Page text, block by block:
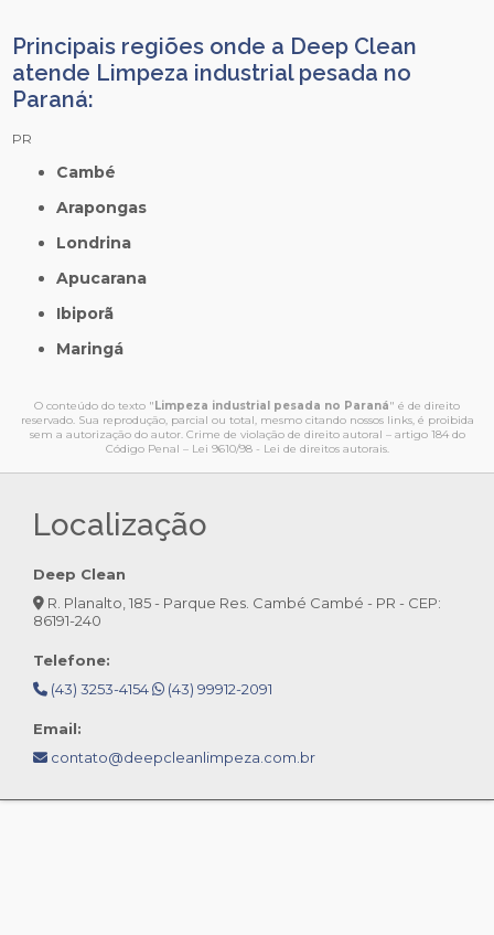
Principais regiões onde a Deep Clean
atende Limpeza industrial pesada no
Paraná:
PR
Cambé
Arapongas
Londrina
Apucarana
Ibiporã
Maringá
O conteúdo do texto " Limpeza industrial pesada no Paraná" é de direito
reservado. Sua reprodução, parcial ou total, mesmo citando nossos links, é proibida
sem a autorização do autor. Crime de violação de direito autoral – artigo 184 do
Código Penal – Lei 9610/98 - Lei de direitos autorais.
Localização
Deep Clean
R. Planalto, 185 - Parque Res. Cambé Cambé - PR - CEP:
86191-240
Telefone:
(43) 3253-4154
(43) 99912-2091
Email:
contato@deepcleanlimpeza.com.br